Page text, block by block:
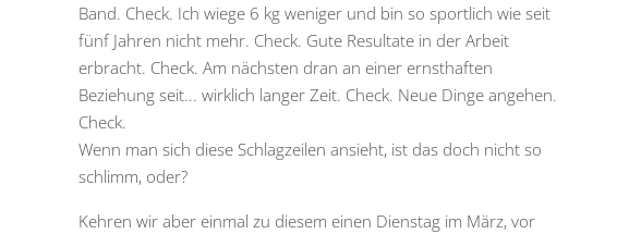
Band. Check. Ich wiege 6 kg weniger und bin so sportlich wie seit
fünf Jahren nicht mehr. Check. Gute Resultate in der Arbeit
erbracht. Check. Am nächsten dran an einer ernsthaften
Beziehung seit... wirklich langer Zeit. Check. Neue Dinge angehen.
Check.
Wenn man sich diese Schlagzeilen ansieht, ist das doch nicht so
schlimm, oder?
Kehren wir aber einmal zu diesem einen Dienstag im März, vor